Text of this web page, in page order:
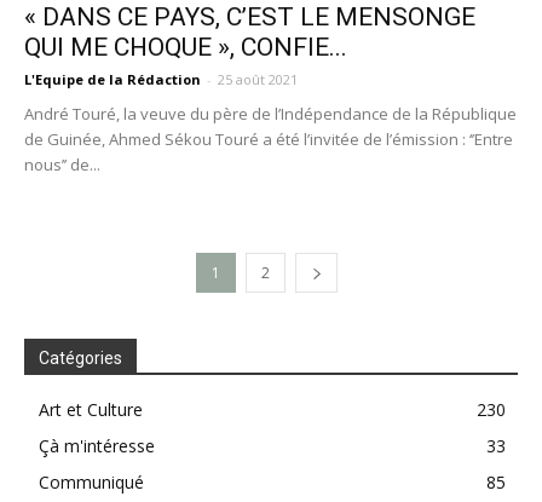
« DANS CE PAYS, C’EST LE MENSONGE
QUI ME CHOQUE », CONFIE...
L'Equipe de la Rédaction - 25 août 2021
André Touré, la veuve du père de l’Indépendance de la République
de Guinée, Ahmed Sékou Touré a été l’invitée de l’émission : ‘’Entre
nous’’ de...
1 2
Catégories
Art et Culture
230
Çà m'intéresse
33
Communiqué
85